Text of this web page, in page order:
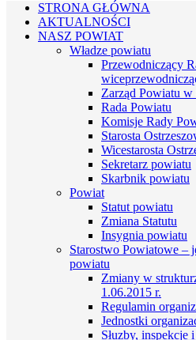
STRONA GŁÓWNA
AKTUALNOŚCI
NASZ POWIAT
Władze powiatu
Przewodniczący
Zarząd Powiatu w
Rada Powiatu
Komisje Rady
Starosta
Wicestarosta
Sekretarz powiatu
Skarbnik powiatu
Powiat
Statut powiatu
Zmiana Statutu
Insygnia powiatu
Starostwo Powiatowe –
powiatu
Zmiany w
1.06.2015 r.
Regulamin
Jednostki
Słuzby, inspekcje